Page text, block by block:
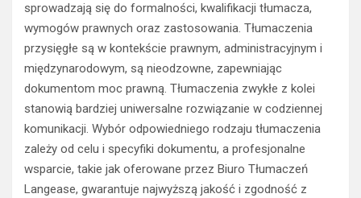
sprowadzają się do formalności, kwalifikacji tłumacza,
wymogów prawnych oraz zastosowania. Tłumaczenia
przysięgłe są w kontekście prawnym, administracyjnym i
międzynarodowym, są nieodzowne, zapewniając
dokumentom moc prawną. Tłumaczenia zwykłe z kolei
stanowią bardziej uniwersalne rozwiązanie w codziennej
komunikacji. Wybór odpowiedniego rodzaju tłumaczenia
zależy od celu i specyfiki dokumentu, a profesjonalne
wsparcie, takie jak oferowane przez Biuro Tłumaczeń
Langease, gwarantuje najwyższą jakość i zgodność z